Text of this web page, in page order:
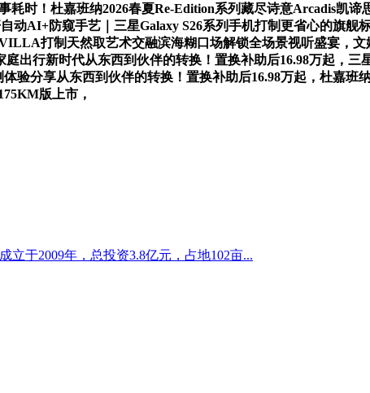
时！杜嘉班纳2026春夏Re-Edition系列藏尽诗意Arcadis凯
动AI+防窥手艺｜三星Galaxy S26系列手机打制更省心的旗
打制天然取艺术交融滨海糊口场解锁全场景视听盛宴，
出行新时代从东西到伙伴的转换！置换补助后16.98万起，
验分享从东西到伙伴的转换！置换补助后16.98万起，杜嘉班
版上市，
立于2009年，总投资3.8亿元，占地102亩...